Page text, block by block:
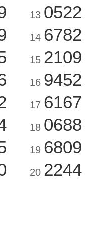
13 0522
14 6782
15 2109
16 9452
17 6167
18 0688
19 6809
20 2244